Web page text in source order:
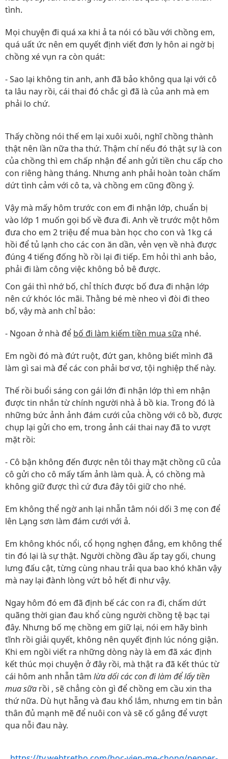
tình.
Mọi chuyện đi quá xa khi ả ta nói có bầu với chồng em,
quá uất ức nên em quyết định viết đơn ly hôn ai ngờ bị
chồng xé vụn ra còn quát:
- Sao lại không tin anh, anh đã bảo không qua lại với cô
ta lâu nay rồi, cái thai đó chắc gì đã là của anh mà em
phải lo chứ.
Thấy chồng nói thế em lại xuôi xuôi, nghĩ chồng thành
thật nên lần nữa tha thứ. Thậm chí nếu đó thật sự là con
của chồng thì em chấp nhận để anh gửi tiền chu cấp cho
con riêng hàng tháng. Nhưng anh phải hoàn toàn chấm
dứt tình cảm với cô ta, và chồng em cũng đồng ý.
Vậy mà mấy hôm trước con em đi nhận lớp, chuẩn bị
vào lớp 1 muốn gọi bố về đưa đi. Anh về trước một hôm
đưa cho em 2 triệu để mua bàn học cho con và 1kg cá
hồi để tủ lạnh cho các con ăn dần, vẻn vẹn về nhà được
đúng 4 tiếng đống hồ rồi lại đi tiếp. Em hỏi thì anh bảo,
phải đi làm công việc không bỏ bê được.
Con gái thì nhớ bố, chỉ thích được bố đưa đi nhận lớp
nên cứ khóc lóc mãi. Thằng bé mè nheo vì đòi đi theo
bố, vậy mà anh chỉ bảo:
- Ngoan ở nhà để bố đi làm kiếm tiền mua sữa nhé.
Em ngồi đó mà đứt ruột, đứt gan, không biết mình đã
làm gì sai mà để các con phải bơ vơ, tội nghiệp thế này.
Thế rồi buổi sáng con gái lớn đi nhận lớp thì em nhận
được tin nhắn từ chính người nhà ả bồ kia. Trong đó là
những bức ảnh ảnh đám cưới của chồng với cô bồ, được
chụp lại gửi cho em, trong ảnh cái thai nay đã to vượt
mặt rồi:
- Cô bận không đến được nên tôi thay mặt chồng cũ của
cô gửi cho cô mấy tấm ảnh làm quà. À, có chồng mà
không giữ được thì cứ đưa đây tôi giữ cho nhé.
Em không thể ngờ anh lại nhẫn tâm nói dối 3 mẹ con để
lên Lạng sơn làm đám cưới với ả.
Em không khóc nổi, cổ họng nghẹn đắng, em không thể
tin đó lại là sự thật. Người chồng đầu ấp tay gối, chung
lưng đấu cật, từng cùng nhau trải qua bao khó khăn vậy
mà nay lại đành lòng vứt bỏ hết đi như vậy.
Ngay hôm đó em đã định bế các con ra đi, chấm dứt
quãng thời gian đau khổ cùng người chồng tệ bạc tại
đây. Nhưng bố mẹ chồng em giữ lại, nói em hãy bình
tĩnh rồi giải quyết, không nên quyết định lúc nóng giận.
Khi em ngồi viết ra những dòng này là em đã xác định
kết thúc mọi chuyện ở đây rồi, mà thật ra đã kết thúc từ
cái hôm anh nhẫn tâm lừa dối các con đi làm để lấy tiền
mua sữa rồi , sẽ chẳng còn gì để chồng em cầu xin tha
thứ nữa. Dù hụt hẫng và đau khổ lắm, nhưng em tin bản
thân đủ mạnh mẽ để nuôi con và sẽ cố gắng để vượt
qua nỗi đau này.